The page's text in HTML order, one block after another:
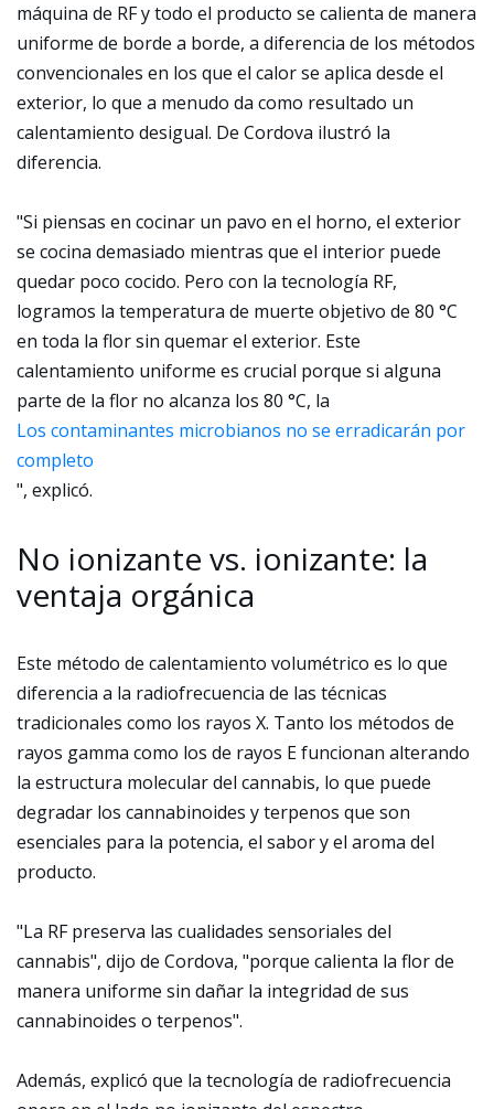
máquina de RF y todo el producto se calienta de manera
uniforme de borde a borde, a diferencia de los métodos
convencionales en los que el calor se aplica desde el
exterior, lo que a menudo da como resultado un
calentamiento desigual. De Cordova ilustró la
diferencia.
"Si piensas en cocinar un pavo en el horno, el exterior
se cocina demasiado mientras que el interior puede
quedar poco cocido. Pero con la tecnología RF,
logramos la temperatura de muerte objetivo de 80 °C
en toda la flor sin quemar el exterior. Este
calentamiento uniforme es crucial porque si alguna
parte de la flor no alcanza los 80 °C, la
Los contaminantes microbianos no se erradicarán por
completo
", explicó.
No ionizante vs. ionizante: la
ventaja orgánica
Este método de calentamiento volumétrico es lo que
diferencia a la radiofrecuencia de las técnicas
tradicionales como los rayos X. Tanto los métodos de
rayos gamma como los de rayos E funcionan alterando
la estructura molecular del cannabis, lo que puede
degradar los cannabinoides y terpenos que son
esenciales para la potencia, el sabor y el aroma del
producto.
"La RF preserva las cualidades sensoriales del
cannabis", dijo de Cordova, "porque calienta la flor de
manera uniforme sin dañar la integridad de sus
cannabinoides o terpenos".
Además, explicó que la tecnología de radiofrecuencia